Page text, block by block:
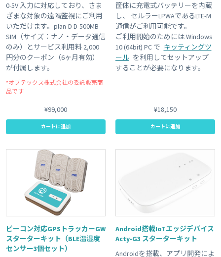
0-5V 入力に対応しており、さま
ざまな対象の遠隔監視にご利用
いただけます。plan-D D-500MB
SIM（サイズ：ナノ・データ通信
のみ）とサービス利用料 2,000
円分のクーポン（6ヶ月有効）
が付属します。
*オプテックス株式会社の委託販売商
品です
¥99,000
カートに追加
筐体に充電式バッテリーを内蔵
し、 セルラーLPWAであるLTE-M
通信がご利用可能です。
ご利用開始のためには Windows
10 (64bit) PC で キッティングツ
ール を利用してセットアップ
することが必要になります。
¥18,150
カートに追加
ビーコン対応GPSトラッカーGW
スターターキット（BLE温湿度
センサー3個セット）
Android搭載IoTエッジデバイス
Acty-G3 スターターキット
Androidを搭載、アプリ開発によ